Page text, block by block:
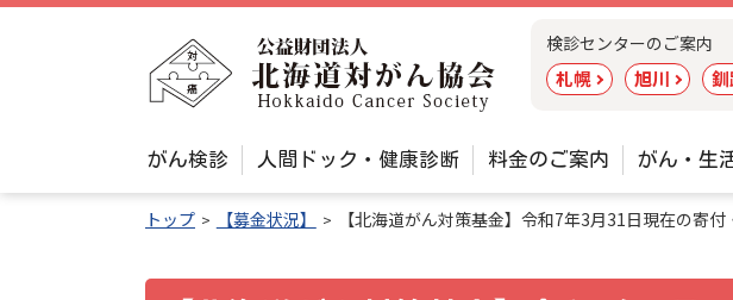
本
団
法
人
検診センターのご案内
札幌 旭川
がん検診 人間ドック・健康診断 料金のご案内 がん・生
トップ 【募金状況】 【北海道がん対策基金】令和7年3月31日現在の寄